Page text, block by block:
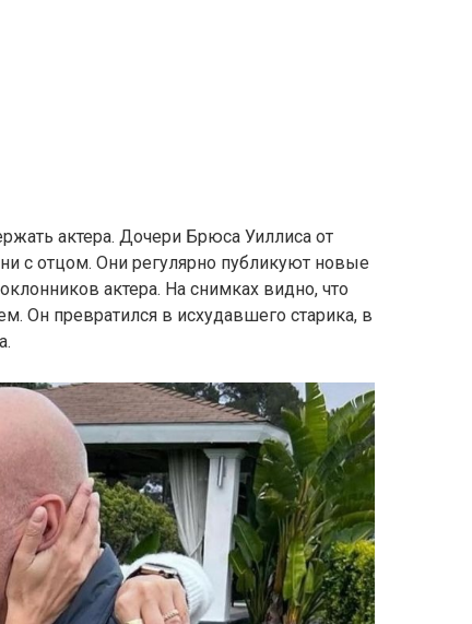
актера. Дочери Брюса Уиллиса от
с отцом. Они регулярно публикуют новые
актера. На снимках видно, что
Он превратился в исхудавшего старика, в